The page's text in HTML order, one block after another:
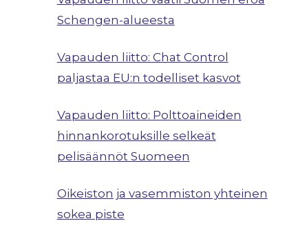
Schengen-alueesta
Vapauden liitto: Chat Control
paljastaa EU:n todelliset kasvot
Vapauden liitto: Polttoaineiden
hinnankorotuksille selkeät
pelisäännöt Suomeen
Oikeiston ja vasemmiston yhteinen
sokea piste